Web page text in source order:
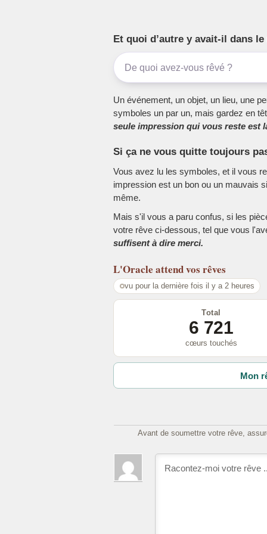
Et quoi d’autre y avait-il dans le
Un événement, un objet, un lieu, une
symboles un par un, mais gardez en
seule impression qui vous reste est
Si ça ne vous quitte toujours
Vous avez lu les symboles, et il vous
impression est un bon ou un mauvais
même.
Mais s'il vous a paru confus, si les
votre rêve ci-dessous, tel que vous
suffisent à dire merci.
L'Oracle attend vos rêves
vu pour la dernière fois il y a 2 heures
Total
6 721
cœurs touchés
Mon
Avant de soumettre votre rêve,